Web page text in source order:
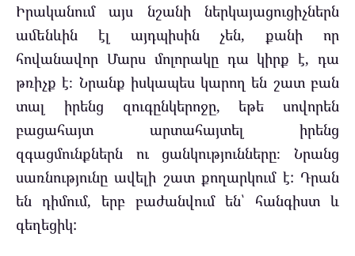
Իրականում այս նշանի ներկայացուցիչներն
ամենևին էլ այդպիսին չեն, քանի որ
հովանավոր Մարս մոլորակը դա կիրք է, դա
թռիչք է։ Նրանք իսկապես կարող են շատ բան
տալ իրենց զուգընկերոջը, եթե սովորեն
բացահայտ արտահայտել իրենց
զգացմունքներն ու ցանկությունները։ Նրանց
սառնությունը ավելի շատ քողարկում է: Դրան
են դիմում, երբ բաժանվում են՝ հանգիստ և
գեղեցիկ: